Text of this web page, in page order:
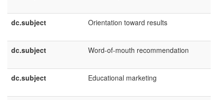
dc.subject Orientation toward results
dc.subject Word-of-mouth recommendation
dc.subject Educational marketing